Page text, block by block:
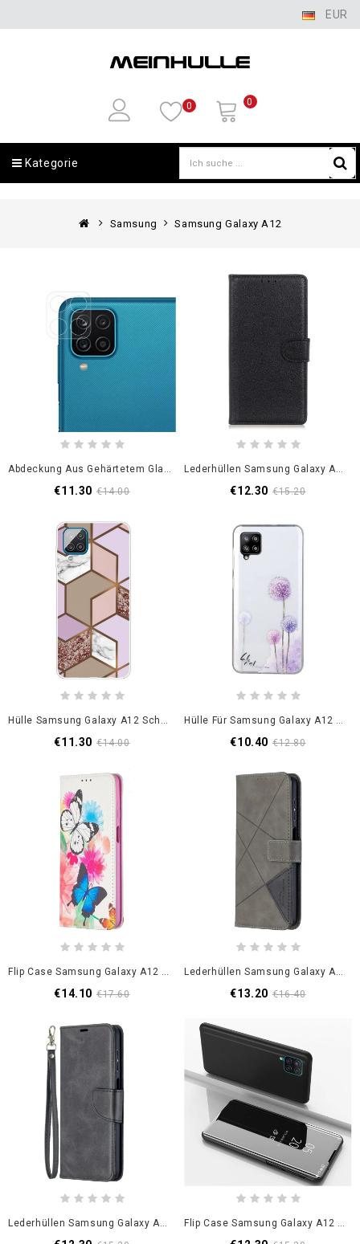
EUR
0 0
Kategorie
Samsung Samsung Galaxy A12
Abdeckung Aus Gehärtetem Glas Für Samsung Galaxy A12 Objektive
€11.30 €14.00
Lederhüllen Samsung Galaxy A12 Schwarz Traditionell Litschi
€12.30 €15.20
Hülle Samsung Galaxy A12 Schwarz Geometrischer Marmor
€11.30 €14.00
Hülle Für Samsung Galaxy A12 Transparenter Farbiger Löwenzahn
€10.40 €12.80
Flip Case Samsung Galaxy A12 Weiß Bunte Schmetterlinge
€14.10 €17.60
Lederhüllen Samsung Galaxy A12 Schwarz Handyhülle Binfen Farbdreiecke
€13.20 €16.40
Lederhüllen Samsung Galaxy A12 Schwarz Glatte Schräge Klappe Flip Case Samsung Galaxy A12 Schwarz Spiegel